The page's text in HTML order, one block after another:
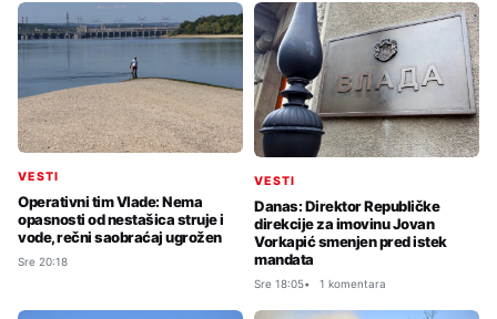
VESTI
Operativni tim Vlade: Nema
opasnosti od nestašica struje i
vode, rečni saobraćaj ugrožen
Sre 20:18
VESTI
Danas: Direktor Republičke
direkcije za imovinu Jovan
Vorkapić smenjen pred istek
mandata
Sre 18:05 1 komentara